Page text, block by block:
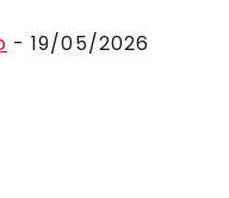
- 19/05/2026